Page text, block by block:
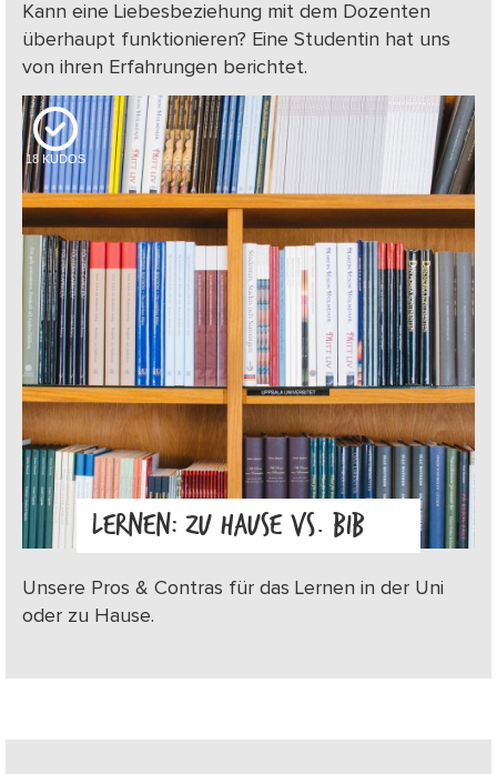
Kann eine Liebesbeziehung mit dem Dozenten
überhaupt funktionieren? Eine Studentin hat uns
von ihren Erfahrungen berichtet.
18 KUDOS
LERNEN: ZU HAUSE VS. BIB
Unsere Pros & Contras für das Lernen in der Uni
oder zu Hause.